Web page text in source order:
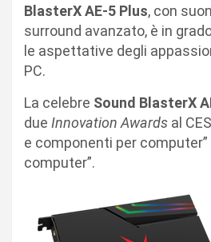
BlasterX AE-5 Plus, con
surround avanzato, è in
le aspettative degli
PC.
La celebre Sound BlasterX
due Innovation Awards al
e componenti per
computer”.